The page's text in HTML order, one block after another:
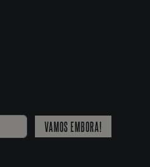
VAMOS EMBORA!